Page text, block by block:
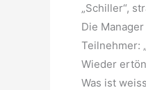
„Schiller“,
Die
Teilnehmer:
Wieder
Was ist